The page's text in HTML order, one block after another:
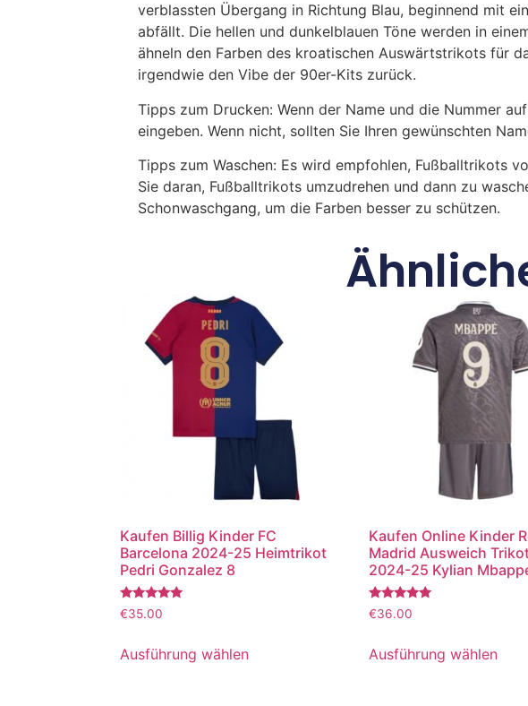
verblassten Übergang in Richtung Blau, beginnend mit
abfällt. Die hellen und dunkelblauen Töne werden in
ähneln den Farben des kroatischen Auswärtstrikots für
irgendwie den Vibe der 90er-Kits zurück.
Tipps zum Drucken: Wenn der Name und die Nummer
eingeben. Wenn nicht, sollten Sie Ihren gewünschten
Tipps zum Waschen: Es wird empfohlen, Fußballtrikots
Sie daran, Fußballtrikots umzudrehen und dann zu
Schonwaschgang, um die Farben besser zu schützen.
Kaufen Billig Kinder FC
Barcelona 2024-25 Heimtrikot
Pedri Gonzalez 8
Bewertet
mit
von 5
€35.00
Ausführung wählen
Kaufen Online Kinder
Madrid Ausweich
2024-25 Kylian
Bewertet
mit
von 5
€36.00
Ausführung wählen